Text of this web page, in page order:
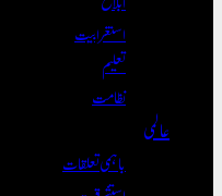
استغرابیت
تعلیم
نظامت
عالمی
باہمی تعلقات